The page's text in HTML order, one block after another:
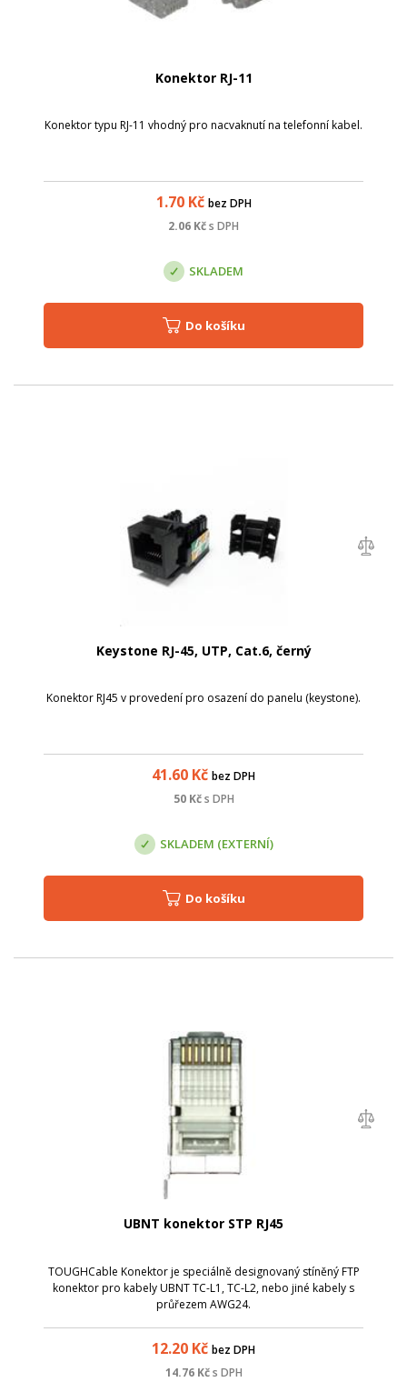
Konektor RJ-11
Konektor typu RJ-11 vhodný pro nacvaknutí na telefonní kabel.
1.70Kč bez DPH
2.06 Kčs DPH
SKLADEM
Do košíku
Keystone RJ-45, UTP, Cat.6, černý
Konektor RJ45 v provedení pro osazení do panelu (keystone).
41.60 Kč bez DPH
50Kč s DPH
SKLADEM (EXTERNÍ)
Do košíku
UBNT konektor STP RJ45
TOUGHCable Konektor je speciálně designovaný stíněný FTP
konektor pro kabely UBNT TC-L1, TC-L2, nebo jiné kabely s
průřezem AWG24.
12.20 Kč bez DPH
14.76Kč s DPH